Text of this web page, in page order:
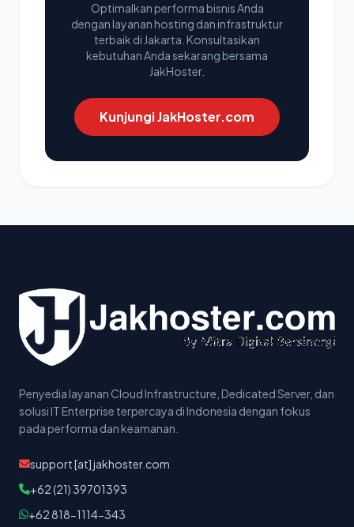
Optimalkan performa bisnis Anda
dengan layanan hosting dan infrastruktur
terbaik di Jakarta. Konsultasikan
kebutuhan Anda sekarang bersama
JakHoster.
Kunjungi JakHoster.com
Penyedia layanan Cloud Infrastructure, Dedicated Server, dan
solusi IT Enterprise terpercaya di Indonesia dengan fokus
pada performa dan keamanan.
support [at] jakhoster.com
+62 (21) 39701393
+62 818-1114-343